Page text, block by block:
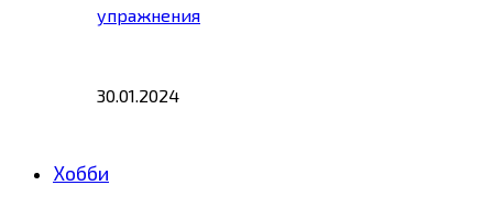
упражнения
30.01.2024
Хобби